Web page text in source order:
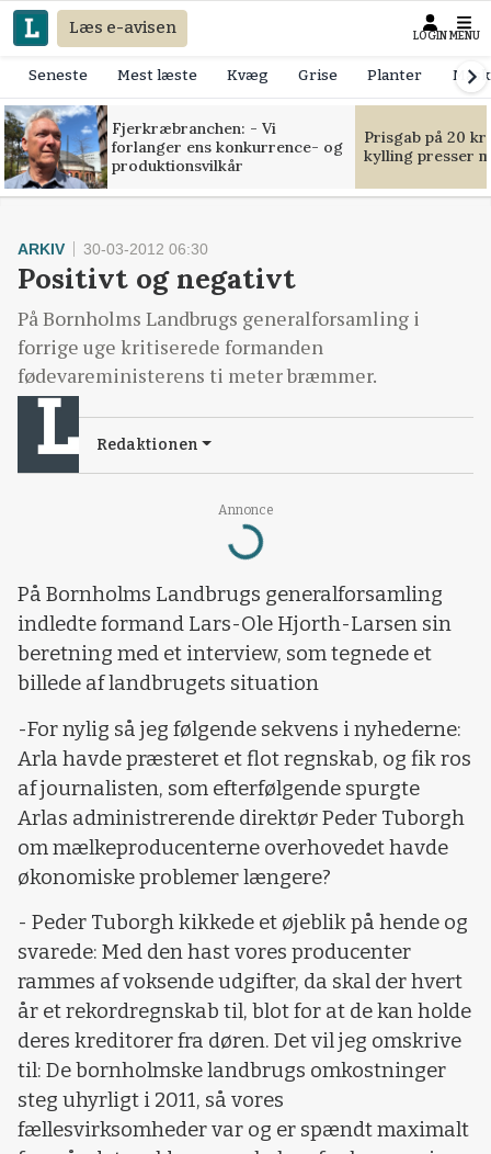
Læs e-avisen LOGIN MENU
Seneste Mest læste Kvæg Grise Planter
Fjerkræbranchen: - Vi
forlanger ens konkurrence- og
produktionsvilkår
Prisgab på 20
kylling presser
Annonce
Loading...
ARKIV 30-03-2012 06:30
Positivt og negativt
På Bornholms Landbrugs generalforsamling i
forrige uge kritiserede formanden
fødevareministerens ti meter bræmmer.
Redaktionen
På Bornholms Landbrugs generalforsamling
indledte formand Lars-Ole Hjorth-Larsen sin
beretning med et interview, som tegnede et
billede af landbrugets situation
-For nylig så jeg følgende sekvens i nyhederne:
Arla havde præsteret et flot regnskab, og fik ros
af journalisten, som efterfølgende spurgte
Arlas administrerende direktør Peder Tuborgh
om mælkeproducenterne overhovedet havde
økonomiske problemer længere?
- Peder Tuborgh kikkede et øjeblik på hende og
svarede: Med den hast vores producenter
rammes af voksende udgifter, da skal der hvert
år et rekordregnskab til, blot for at de kan holde
deres kreditorer fra døren. Det vil jeg omskrive
til: De bornholmske landbrugs omkostninger
steg uhyrligt i 2011, så vores
fællesvirksomheder var og er spændt maximalt